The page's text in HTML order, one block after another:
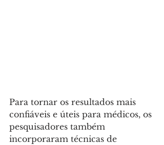
Para tornar os resultados mais
confiáveis e úteis para médicos, os
pesquisadores também
incorporaram técnicas de